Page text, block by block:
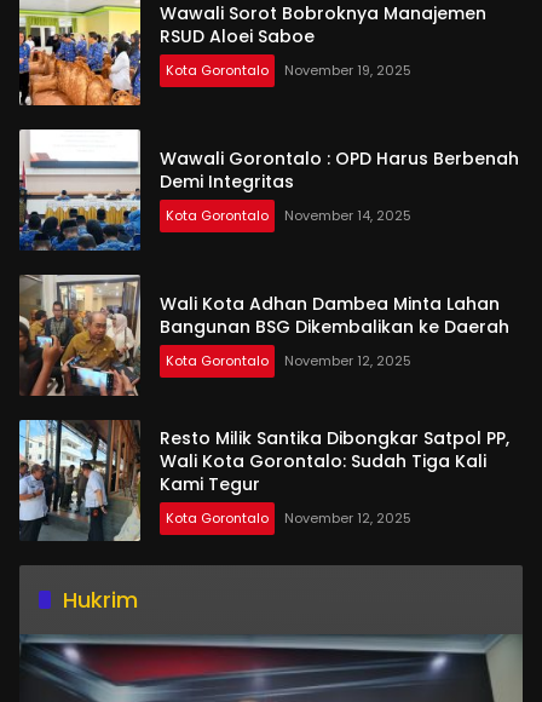
Wawali Sorot Bobroknya Manajemen
RSUD Aloei Saboe
Kota Gorontalo November 19, 2025
Wawali Gorontalo : OPD Harus Berbenah
Demi Integritas
Kota Gorontalo November 14, 2025
Wali Kota Adhan Dambea Minta Lahan
Bangunan BSG Dikembalikan ke Daerah
Kota Gorontalo November 12, 2025
Resto Milik Santika Dibongkar Satpol PP,
Wali Kota Gorontalo: Sudah Tiga Kali
Kami Tegur
Kota Gorontalo November 12, 2025
Hukrim